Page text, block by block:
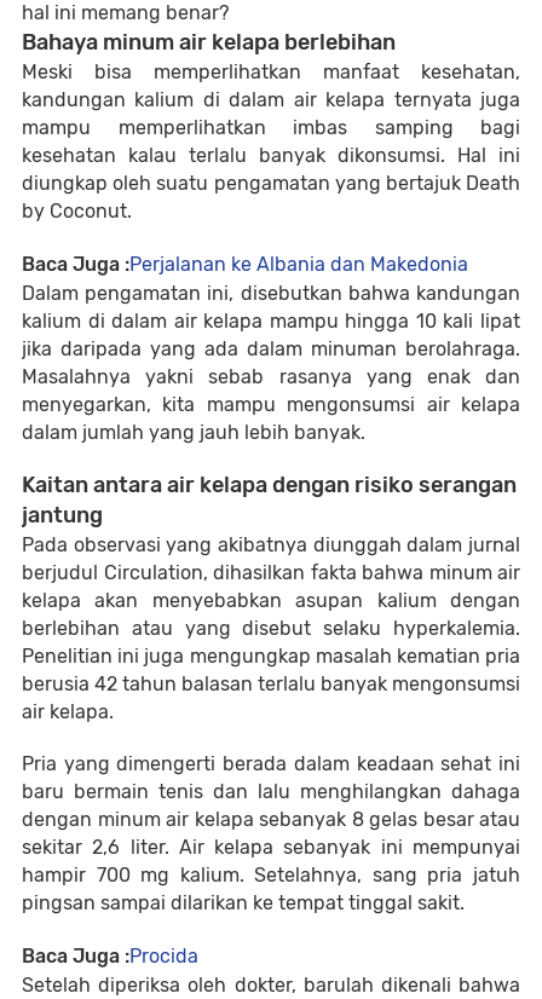
hal ini memang benar?
Bahaya minum air kelapa berlebihan
Meski bisa memperlihatkan manfaat kesehatan,
kandungan kalium di dalam air kelapa ternyata juga
mampu memperlihatkan imbas samping bagi
kesehatan kalau terlalu banyak dikonsumsi. Hal ini
diungkap oleh suatu pengamatan yang bertajuk Death
by Coconut.
Baca Juga :Perjalanan ke Albania dan Makedonia
Dalam pengamatan ini, disebutkan bahwa kandungan
kalium di dalam air kelapa mampu hingga 10 kali lipat
jika daripada yang ada dalam minuman berolahraga.
Masalahnya yakni sebab rasanya yang enak dan
menyegarkan, kita mampu mengonsumsi air kelapa
dalam jumlah yang jauh lebih banyak.
Kaitan antara air kelapa dengan risiko serangan
jantung
Pada observasi yang akibatnya diunggah dalam jurnal
berjudul Circulation, dihasilkan fakta bahwa minum air
kelapa akan menyebabkan asupan kalium dengan
berlebihan atau yang disebut selaku hyperkalemia.
Penelitian ini juga mengungkap masalah kematian pria
berusia 42 tahun balasan terlalu banyak mengonsumsi
air kelapa.
Pria yang dimengerti berada dalam keadaan sehat ini
baru bermain tenis dan lalu menghilangkan dahaga
dengan minum air kelapa sebanyak 8 gelas besar atau
sekitar 2,6 liter. Air kelapa sebanyak ini mempunyai
hampir 700 mg kalium. Setelahnya, sang pria jatuh
pingsan sampai dilarikan ke tempat tinggal sakit.
Baca Juga :Procida
Setelah diperiksa oleh dokter, barulah dikenali bahwa